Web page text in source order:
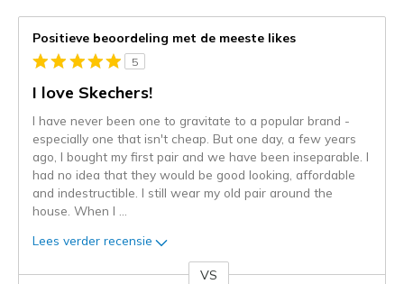
Positieve beoordeling met de meeste likes
5
I love Skechers!
I have never been one to gravitate to a popular brand -
especially one that isn't cheap. But one day, a few years
ago, I bought my first pair and we have been inseparable. I
had no idea that they would be good looking, affordable
and indestructible. I still wear my old pair around the
house. When I
Lees verder recensie
VS